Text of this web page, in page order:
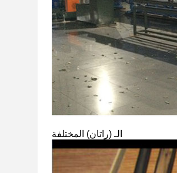
الـ (راتان) المختلفة